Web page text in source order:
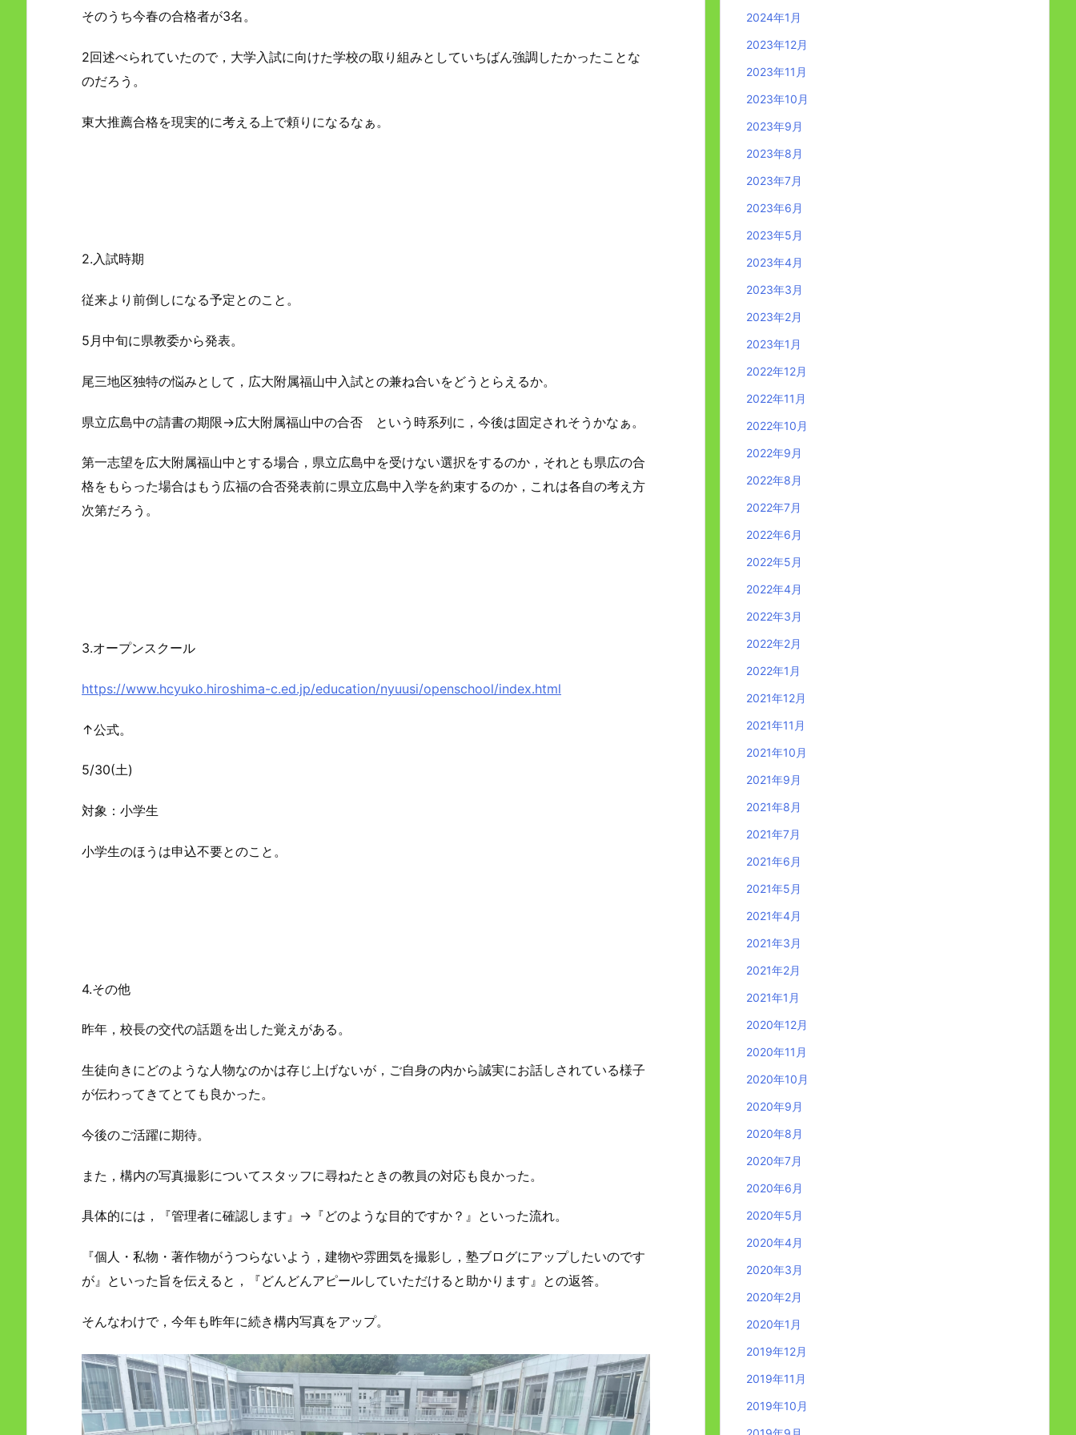
そのうち今春の合格者が3名。
2回述べられていたので，大学入試に向けた学校の取り組みとしていちばん強調したかったことな
のだろう。
東大推薦合格を現実的に考える上で頼りになるなぁ。
2.入試時期
従来より前倒しになる予定とのこと。
5月中旬に県教委から発表。
尾三地区独特の悩みとして，広大附属福山中入試との兼ね合いをどうとらえるか。
県立広島中の請書の期限→広大附属福山中の合否 という時系列に，今後は固定されそうかなぁ。
第一志望を広大附属福山中とする場合，県立広島中を受けない選択をするのか，それとも県広の合
格をもらった場合はもう広福の合否発表前に県立広島中入学を約束するのか，これは各自の考え方
次第だろう。
3.オープンスクール
https://www.hcyuko.hiroshima-c.ed.jp/education/nyuusi/openschool/index.html
↑公式。
5/30(土)
対象：小学生
小学生のほうは申込不要とのこと。
4.その他
昨年，校長の交代の話題を出した覚えがある。
生徒向きにどのような人物なのかは存じ上げないが，ご自身の内から誠実にお話しされている様子
が伝わってきてとても良かった。
今後のご活躍に期待。
また，構内の写真撮影についてスタッフに尋ねたときの教員の対応も良かった。
具体的には，『管理者に確認します』→『どのような目的ですか？』といった流れ。
『個人・私物・著作物がうつらないよう，建物や雰囲気を撮影し，塾ブログにアップしたいのです
が』といった旨を伝えると，『どんどんアピールしていただけると助かります』との返答。
そんなわけで，今年も昨年に続き構内写真をアップ。
2024年1月
2023年12月
2023年11月
2023年10月
2023年9月
2023年8月
2023年7月
2023年6月
2023年5月
2023年4月
2023年3月
2023年2月
2023年1月
2022年12月
2022年11月
2022年10月
2022年9月
2022年8月
2022年7月
2022年6月
2022年5月
2022年4月
2022年3月
2022年2月
2022年1月
2021年12月
2021年11月
2021年10月
2021年9月
2021年8月
2021年7月
2021年6月
2021年5月
2021年4月
2021年3月
2021年2月
2021年1月
2020年12月
2020年11月
2020年10月
2020年9月
2020年8月
2020年7月
2020年6月
2020年5月
2020年4月
2020年3月
2020年2月
2020年1月
2019年12月
2019年11月
2019年10月